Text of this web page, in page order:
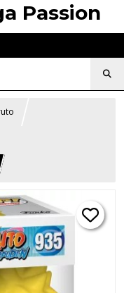
Passion